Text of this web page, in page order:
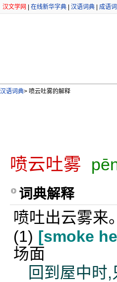
汉文学网 在线新华字典 汉语词典 成语
汉语词典> 喷云吐雾的解释
喷云吐雾
词典解释
喷吐出云雾来。
(1) [smoke
场面
回到屋中时